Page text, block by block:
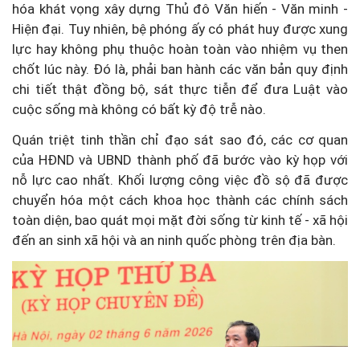
hóa khát vọng xây dựng Thủ đô Văn hiến - Văn minh -
Hiện đại. Tuy nhiên, bệ phóng ấy có phát huy được xung
lực hay không phụ thuộc hoàn toàn vào nhiệm vụ then
chốt lúc này. Đó là, phải ban hành các văn bản quy định
chi tiết thật đồng bộ, sát thực tiễn để đưa Luật vào
cuộc sống mà không có bất kỳ độ trễ nào.
Quán triệt tinh thần chỉ đạo sát sao đó, các cơ quan
của HĐND và UBND thành phố đã bước vào kỳ họp với
nỗ lực cao nhất. Khối lượng công việc đồ sộ đã được
chuyển hóa một cách khoa học thành các chính sách
toàn diện, bao quát mọi mặt đời sống từ kinh tế - xã hội
đến an sinh xã hội và an ninh quốc phòng trên địa bàn.